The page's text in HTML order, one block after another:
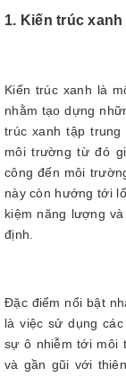
1. Kiến trúc xanh
Kiến trúc xanh là
nhằm tạo dựng
trúc xanh tập
môi trường từ đó
công đến môi
này còn hướng tới
kiệm năng lượng
định.
Đặc điểm nổi bật
là việc sử dụng
sự ô nhiễm tới môi
và gần gũi với